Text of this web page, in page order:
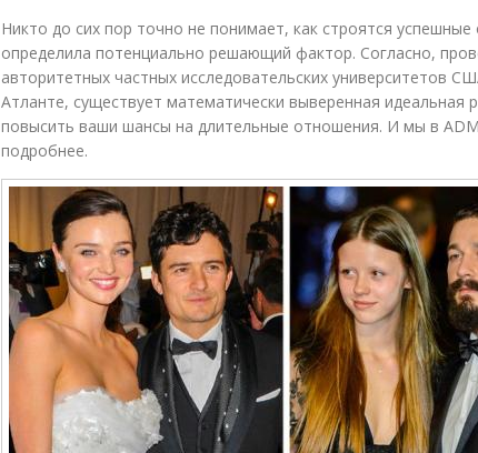
Никто до сих пор точно не понимает, как строятся
определила потенциально решающий фактор. Согласно,
авторитетных частных исследовательских университетов
Атланте, существует математически выверенная идеальная
повысить ваши шансы на длительные отношения. И мы в
подробнее.